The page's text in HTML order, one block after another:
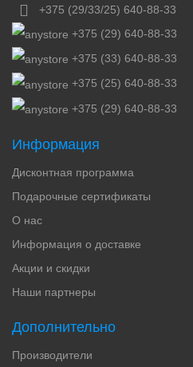
+375 (29/33/25) 640-88-33
+375 (29) 640-88-33
+375 (33) 640-88-33
+375 (25) 640-88-33
+375 (29) 640-88-33
Информация
Дисконтная программа
Подарочные сертификаты
О нас
Информация о доставке
Акции и скидки
Наши партнеры
Дополнительно
Производители